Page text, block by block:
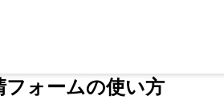
フォームの使い方